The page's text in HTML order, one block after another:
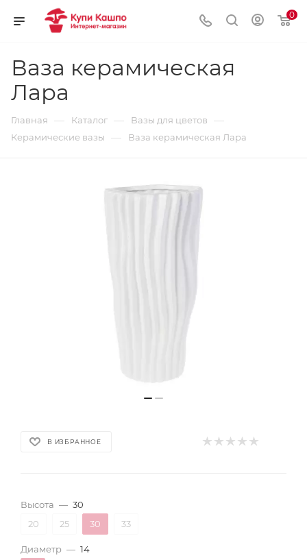
0
Ваза керамическая
Лара
Главная — Каталог — Вазы для цветов —
Керамические вазы — Ваза керамическая Лара
В ИЗБРАННОЕ
Высота — 30
20
25 30 33
Диаметр — 14